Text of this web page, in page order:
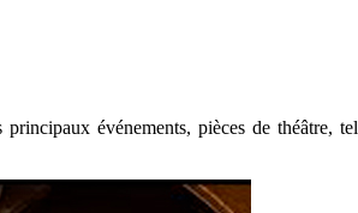
principaux événements, pièces de théâtre,